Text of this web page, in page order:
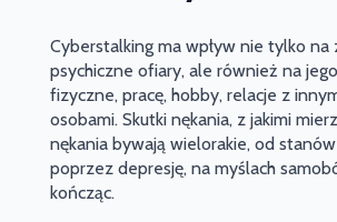
Cyberstalking ma wpływ nie tylko na
psychiczne ofiary, ale również na
fizyczne, pracę, hobby, relacje z
osobami. Skutki nękania, z jakimi
nękania bywają wielorakie, od
poprzez depresję, na myślach
kończąc.